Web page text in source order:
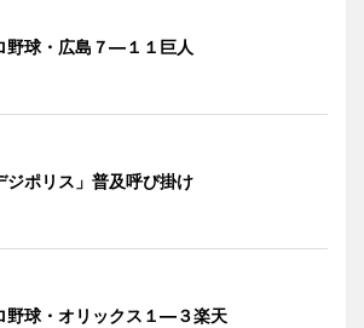
野球・広島７―１１巨人
ジポリス」普及呼び掛け
野球・オリックス１―３楽天